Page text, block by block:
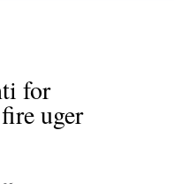
for
uger